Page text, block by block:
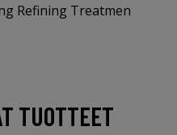
Refining Treatmen
TUOTTEET